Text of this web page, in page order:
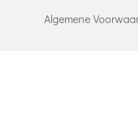
Algemene